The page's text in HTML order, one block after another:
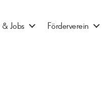
Jobs Förderverein